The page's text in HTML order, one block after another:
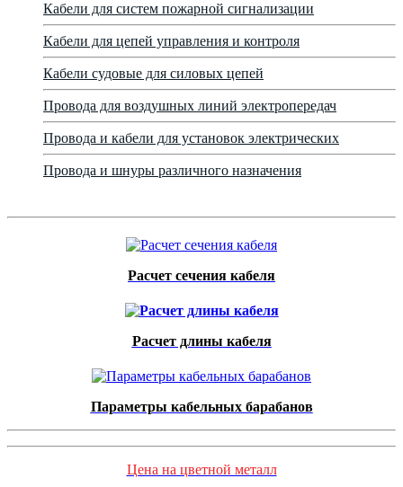
Кабели для систем пожарной сигнализации
Кабели для цепей управления и контроля
Кабели судовые для силовых цепей
Провода для воздушных линий электропередач
Провода и кабели для установок электрических
Провода и шнуры различного назначения
Расчет сечения кабеля
Расчет длины кабеля
Параметры кабельных барабанов
Цена на цветной металл